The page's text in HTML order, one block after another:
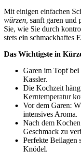
Mit einigen einfachen
würzen, sanft garen und
Sie, wie Sie durch
stets ein schmackhaftes
Das Wichtigste in
Garen im Topf bei
Kassler.
Die Kochzeit
Kerntemperatur
Vor dem Garen:
intensives Aroma.
Nach dem
Geschmack zu
Perfekte Beilagen
Knödel.